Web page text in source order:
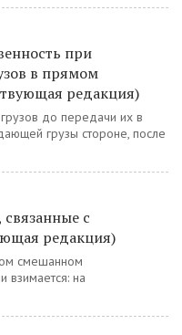
при
в прямом
редакция)
грузов до передачи их в
грузы стороне, после
с
редакция)
смешанном
на